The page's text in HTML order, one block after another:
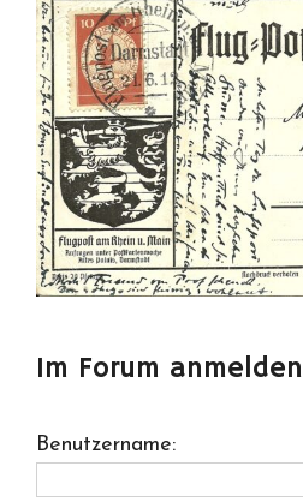
Im Forum anmelden
Benutzername: